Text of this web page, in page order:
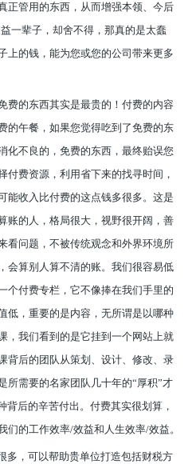
正管用的东西，从而增强本领、今后
一辈子，却舍不得，那真的是太蠢
上的钱，能为您或您的公司带来更多
费的东西其实是最贵的！ 付费的内容
的午餐，如果您觉得吃到了免费的东
化不良的，免费的东西，最终贻误您
付费资源，利用省下来的找寻时间，
能收入比付费的这点钱多很多。这是
账的人，格局很大，视野很开阔，善
看问题，不被传统观念和外界环境所
会算别人算不清的账。我们很容易低
个付费专栏，它不像捧在我们手里的
低，重要的是内容，无所谓是以哪种
，我们看到的是它挂到一个网站上就
背后的团队从策划、设计、修改、录
所需要的名家团队几十年的“厚积”才
背后的辛苦付出。付费其实很划算，
的工作效率/效益和人生效率/效益。
多，可以帮助贵单位打造包括财税方